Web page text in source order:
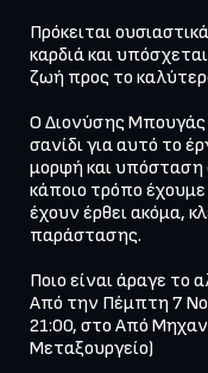
Πρόκειται
καρδιά και
ζωή προς το
Ο Διονύσης Μπουγάς
σανίδι για αυτό το
μορφή και υπόσταση
κάποιο τρόπο
έχουν έρθει ακόμα,
παράστασης.
Ποιο είναι άραγε το
Από την Πέμπτη 7
21:00, στο Από
Μεταξουργείο)